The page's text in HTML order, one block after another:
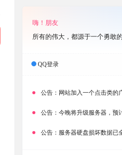
嗨！朋友
所有的伟大，都源于一个勇敢
QQ登录
公告： 网站加入一个点击类的广告，大家点击下载按
公告： 今晚将升级服务器，预计中断时
公告： 服务器硬盘损坏数据已全部迁移备份，网站